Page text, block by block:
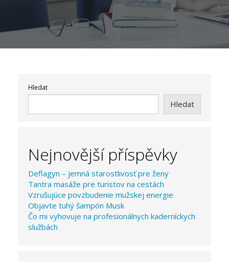
Hledat
Hledat
Nejnovější příspěvky
Deflagyn – jemná starostlivosť pre ženy
Tantra masáže pre turistov na cestách
Vzrušujúce povzbudenie mužskej energie
Objavte tuhý šampón Musk
Čo mi vyhovuje na profesionálnych kaderníckych
službách